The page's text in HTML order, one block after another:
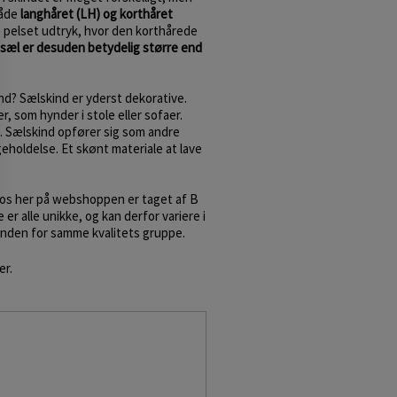
langhåret (LH) og korthåret
udtryk, hvor den korthårede
er desuden betydelig større end
Sælskind er yderst dekorative.
som hynder i stole eller sofaer.
opfører sig som andre
Et skønt materiale at lave
her på webshoppen er taget af B
alle unikke, og kan derfor variere i
for samme kvalitets gruppe.